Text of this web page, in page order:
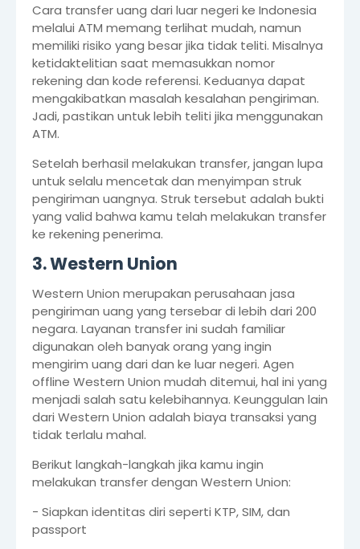
Cara transfer uang dari luar negeri ke Indonesia
melalui ATM memang terlihat mudah, namun
memiliki risiko yang besar jika tidak teliti. Misalnya
ketidaktelitian saat memasukkan nomor
rekening dan kode referensi. Keduanya dapat
mengakibatkan masalah kesalahan pengiriman.
Jadi, pastikan untuk lebih teliti jika menggunakan
ATM.
Setelah berhasil melakukan transfer, jangan lupa
untuk selalu mencetak dan menyimpan struk
pengiriman uangnya. Struk tersebut adalah bukti
yang valid bahwa kamu telah melakukan transfer
ke rekening penerima.
3. Western Union
Western Union merupakan perusahaan jasa
pengiriman uang yang tersebar di lebih dari 200
negara. Layanan transfer ini sudah familiar
digunakan oleh banyak orang yang ingin
mengirim uang dari dan ke luar negeri. Agen
offline Western Union mudah ditemui, hal ini yang
menjadi salah satu kelebihannya. Keunggulan lain
dari Western Union adalah biaya transaksi yang
tidak terlalu mahal.
Berikut langkah-langkah jika kamu ingin
melakukan transfer dengan Western Union:
- Siapkan identitas diri seperti KTP, SIM, dan
passport